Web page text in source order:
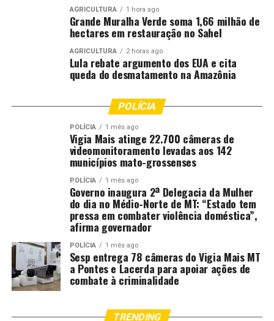
AGRICULTURA 1 hora ago
Grande Muralha Verde soma 1,66 milhão de
hectares em restauração no Sahel
AGRICULTURA 2 horas ago
Lula rebate argumento dos EUA e cita
queda do desmatamento na Amazônia
POLÍCIA
POLÍCIA 1 mês ago
Vigia Mais atinge 22.700 câmeras de
videomonitoramento levadas aos 142
municípios mato-grossenses
POLÍCIA 1 mês ago
Governo inaugura 2ª Delegacia da Mulher
do dia no Médio-Norte de MT: “Estado tem
pressa em combater violência doméstica”,
afirma governador
POLÍCIA 1 mês ago
Sesp entrega 78 câmeras do Vigia Mais MT
a Pontes e Lacerda para apoiar ações de
combate à criminalidade
TRENDING